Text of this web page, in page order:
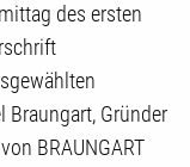
des ersten
Braungart, Gründer
BRAUNGART